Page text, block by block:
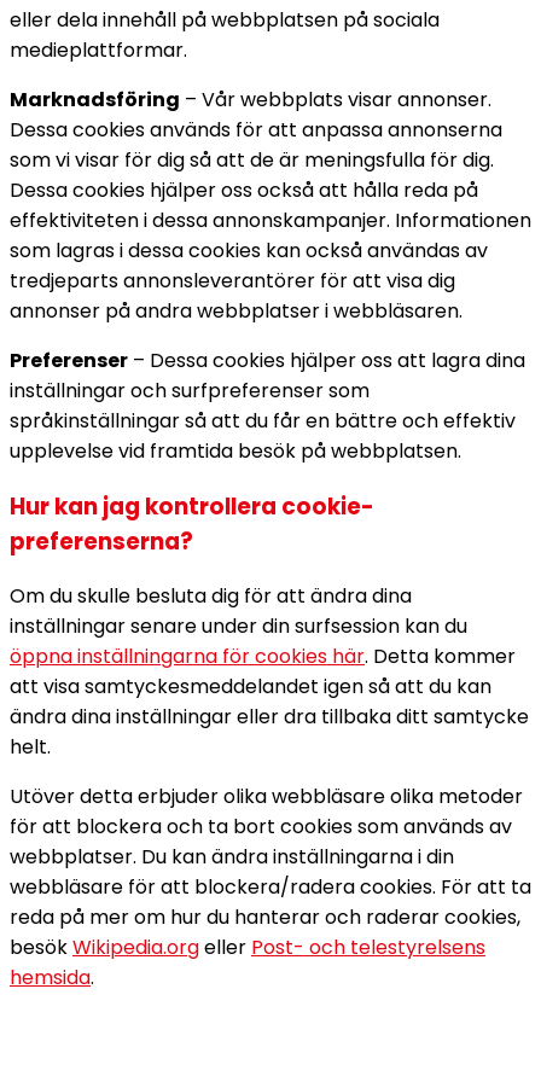
eller dela innehåll på webbplatsen på sociala
medieplattformar.
Marknadsföring – Vår webbplats visar annonser.
Dessa cookies används för att anpassa annonserna
som vi visar för dig så att de är meningsfulla för dig.
Dessa cookies hjälper oss också att hålla reda på
effektiviteten i dessa annonskampanjer. Informationen
som lagras i dessa cookies kan också användas av
tredjeparts annonsleverantörer för att visa dig
annonser på andra webbplatser i webbläsaren.
Preferenser – Dessa cookies hjälper oss att lagra dina
inställningar och surfpreferenser som
språkinställningar så att du får en bättre och effektiv
upplevelse vid framtida besök på webbplatsen.
Hur kan jag kontrollera cookie-
preferenserna?
Om du skulle besluta dig för att ändra dina
inställningar senare under din surfsession kan du
öppna inställningarna för cookies här. Detta kommer
att visa samtyckesmeddelandet igen så att du kan
ändra dina inställningar eller dra tillbaka ditt samtycke
helt.
Utöver detta erbjuder olika webbläsare olika metoder
för att blockera och ta bort cookies som används av
webbplatser. Du kan ändra inställningarna i din
webbläsare för att blockera/radera cookies. För att ta
reda på mer om hur du hanterar och raderar cookies,
besökWikipedia.orgeller Post- och telestyrelsens
hemsida.